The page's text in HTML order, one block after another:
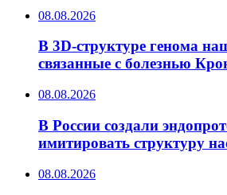
08.08.2026
В 3D-структуре генома
связанные с болезнью
08.08.2026
В России создали
имитировать структуру
08.08.2026